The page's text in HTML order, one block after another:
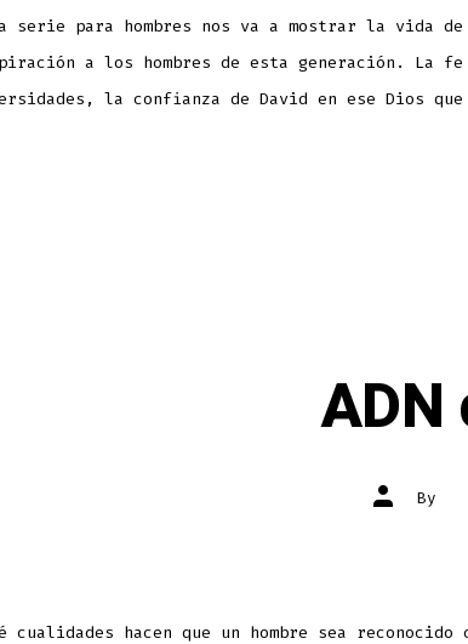
serie para hombres nos va a mostrar la vida
a los hombres de esta generación. La
la confianza de David en ese Dios
Post
author
By
cualidades hacen que un hombre sea